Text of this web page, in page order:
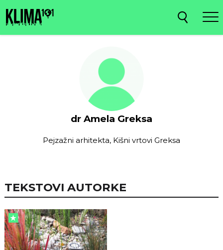
dr Amela Greksa
Pejzažni arhitekta, Kišni vrtovi Greksa
TEKSTOVI AUTORKE